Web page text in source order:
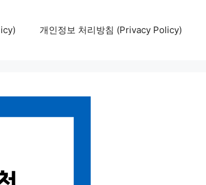
개인정보 처리방침 (Privacy Policy)